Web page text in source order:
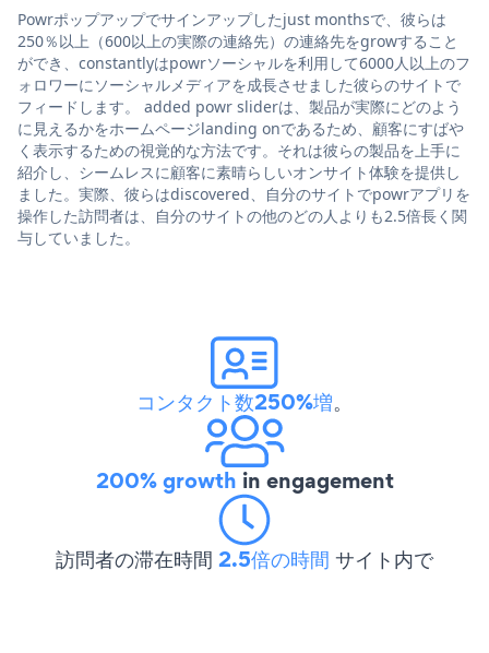
Powrポップアップでサインアップしたjust monthsで、彼らは
250％以上（600以上の実際の連絡先）の連絡先をgrowすること
ができ、constantlyはpowrソーシャルを利用して6000人以上のフ
ォロワーにソーシャルメディアを成長させました彼らのサイトで
フィードします。 added powr sliderは、製品が実際にどのよう
に見えるかをホームページlanding onであるため、顧客にすばや
く表示するための視覚的な方法です。それは彼らの製品を上手に
紹介し、シームレスに顧客に素晴らしいオンサイト体験を提供し
ました。実際、彼らはdiscovered、自分のサイトでpowrアプリを
操作した訪問者は、自分のサイトの他のどの人よりも2.5倍長く関
与していました。
コンタクト数250%増。
200% growth in engagement
訪問者の滞在時間 2.5倍の時間 サイト内で